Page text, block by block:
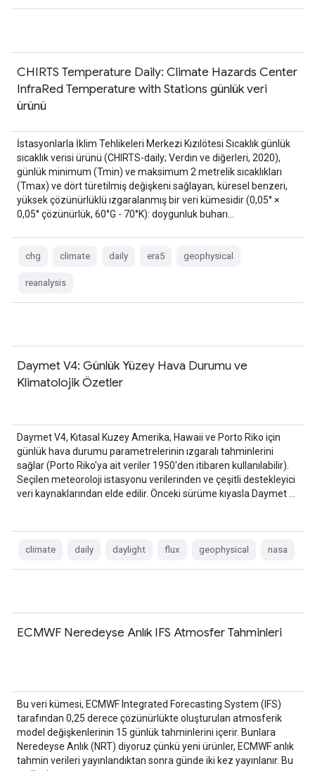
CHIRTS Temperature Daily: Climate Hazards Center
InfraRed Temperature with Stations günlük veri
ürünü
İstasyonlarla İklim Tehlikeleri Merkezi Kızılötesi Sıcaklık günlük
sıcaklık verisi ürünü (CHIRTS-daily; Verdin ve diğerleri, 2020),
günlük minimum (Tmin) ve maksimum 2 metrelik sıcaklıkları
(Tmax) ve dört türetilmiş değişkeni sağlayan, küresel benzeri,
yüksek çözünürlüklü ızgaralanmış bir veri kümesidir (0,05° ×
0,05° çözünürlük, 60°G - 70°K): doygunluk buharı…
chg climate daily era5 geophysical
reanalysis
Daymet V4: Günlük Yüzey Hava Durumu ve
Klimatolojik Özetler
Daymet V4, Kıtasal Kuzey Amerika, Hawaii ve Porto Riko için
günlük hava durumu parametrelerinin ızgaralı tahminlerini
sağlar (Porto Riko'ya ait veriler 1950'den itibaren kullanılabilir).
Seçilen meteoroloji istasyonu verilerinden ve çeşitli destekleyici
veri kaynaklarından elde edilir. Önceki sürüme kıyasla Daymet …
climate daily daylight flux geophysical nasa
ECMWF Neredeyse Anlık IFS Atmosfer Tahminleri
Bu veri kümesi, ECMWF Integrated Forecasting System (IFS)
tarafından 0,25 derece çözünürlükte oluşturulan atmosferik
model değişkenlerinin 15 günlük tahminlerini içerir. Bunlara
Neredeyse Anlık (NRT) diyoruz çünkü yeni ürünler, ECMWF anlık
tahmin verileri yayınlandıktan sonra günde iki kez yayınlanır. Bu